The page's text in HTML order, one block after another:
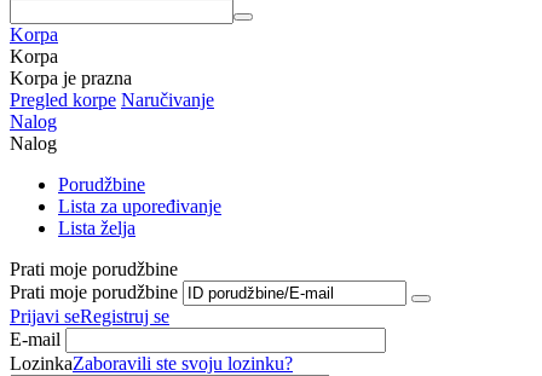
Korpa
Korpa
Korpa je prazna
Pregled korpe Naručivanje
Nalog
Nalog
Porudžbine
Lista za upoređivanje
Lista želja
Prati moje porudžbine
Prati moje porudžbine
Prijavi seRegistruj se
E-mail
LozinkaZaboravili ste svoju lozinku?